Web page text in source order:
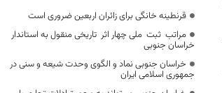
قرنطینه خانگی برای زائران اربعین ضروری است
مراتب ثبت ملی چهار اثر تاریخی منقول به استاندار
خراسان جنوبی
خراسان جنوبی نماد و الگوی وحدت شیعه و سنی در
جمهوری اسلامی ایران